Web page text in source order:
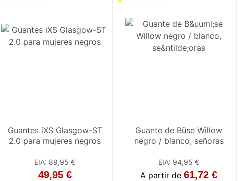
Guantes iXS Glasgow-ST
2.0 para mujeres negros
EIA: 89,95 €
49,95 €
Guante de Büse Willow
negro / blanco, señoras
EIA: 94,95 €
A partir de 61,72 €